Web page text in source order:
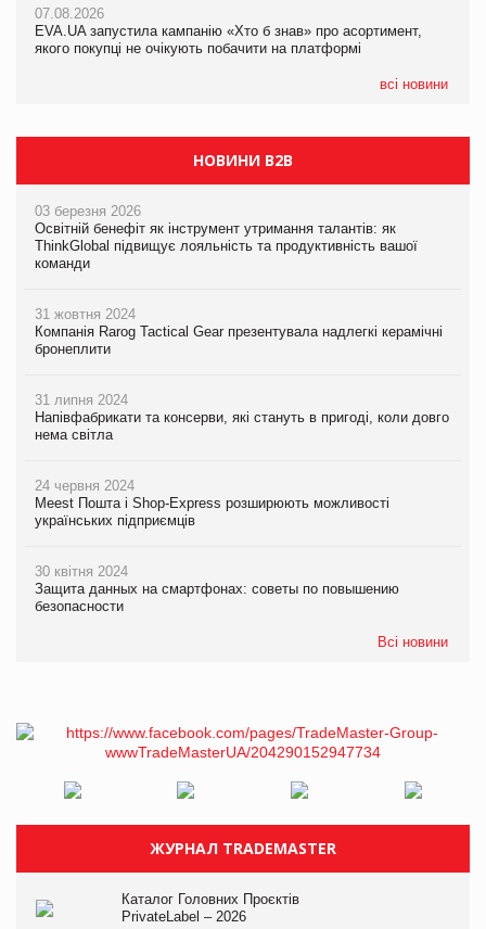
07.08.2026
EVA.UA запустила кампанію «Хто б знав» про асортимент,
якого покупці не очікують побачити на платформі
всі новини
07.08.2026
EVA.UA запустила кампанію «Хто б знав» про асортимент,
якого покупці не очікують побачити на платформі
НОВИНИ B2B
03 березня 2026
Освітній бенефіт як інструмент утримання талантів: як
ThinkGlobal підвищує лояльність та продуктивність вашої
команди
31 жовтня 2024
Компанія Rarog Tactical Gear презентувала надлегкі керамічні
бронеплити
31 липня 2024
Напівфабрикати та консерви, які стануть в пригоді, коли довго
нема світла
24 червня 2024
Meest Пошта і Shop-Express розширюють можливості
українських підприємців
30 квітня 2024
Защита данных на смартфонах: советы по повышению
безопасности
Всі новини
ЖУРНАЛ TRADEMASTER
Каталог Головних Проєктів
PrivateLabel – 2026